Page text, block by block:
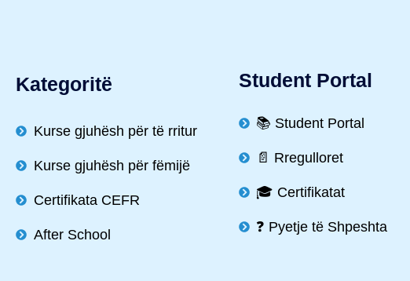
Kategoritë
Kurse gjuhësh për të rritur
Kurse gjuhësh për fëmijë
Certifikata CEFR
After School
Student Portal
📚 Student Portal
📄 Rregulloret
🎓 Certifikatat
❓ Pyetje të Shpeshta